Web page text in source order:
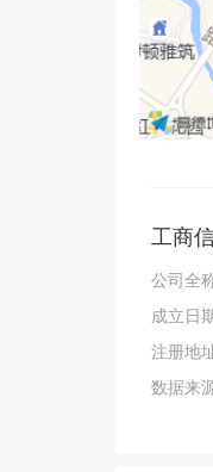
工商
公司全
成立日
注册地
数据来